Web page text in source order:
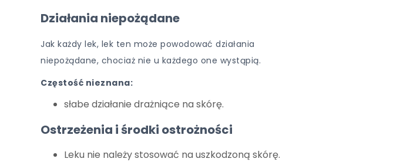
Działania niepożądane
Jak każdy lek, lek ten może powodować działania
niepożądane, chociaż nie u każdego one wystąpią.
Częstość nieznana:
słabe działanie drażniące na skórę.
Ostrzeżenia i środki ostrożności
Leku nie należy stosować na uszkodzoną skórę.